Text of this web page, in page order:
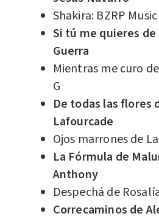
Shakira: BZRP
Si tú me quieres
Guerra
Mientras me curo
G
De todas las flores
Lafourcade
Ojos marrones de
La Fórmula de
Anthony
Despechá de
Correcaminos de